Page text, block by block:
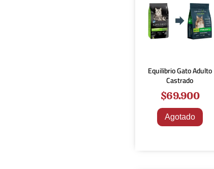
Equilibrio Gato Adulto
Castrado
$69.900
Agotado